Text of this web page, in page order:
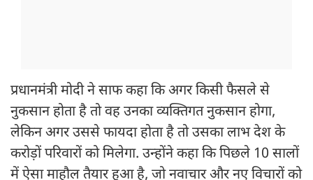
प्रधानमंत्री मोदी ने साफ कहा कि अगर किसी फैसले से
नुकसान होता है तो वह उनका व्यक्तिगत नुकसान होगा,
लेकिन अगर उससे फायदा होता है तो उसका लाभ देश के
करोड़ों परिवारों को मिलेगा. उन्होंने कहा कि पिछले 10 सालों
में ऐसा माहौल तैयार हुआ है, जो नवाचार और नए विचारों को